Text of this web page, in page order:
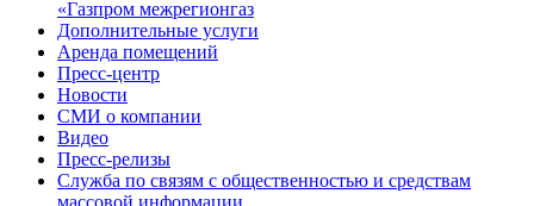
«Газпром межрегионгаз
Дополнительные услуги
Аренда помещений
Пресс-центр
Новости
СМИ о компании
Видео
Пресс-релизы
Служба по связям с общественностью и средствам
массовой информации